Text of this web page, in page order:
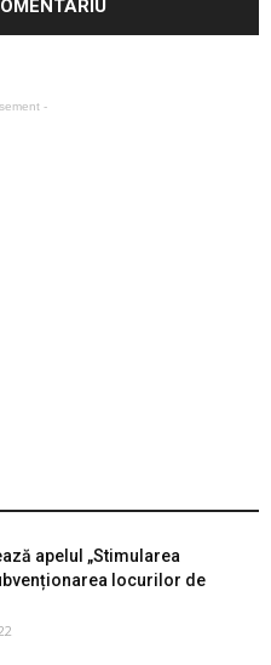
-
apelul „Stimularea
locurilor de